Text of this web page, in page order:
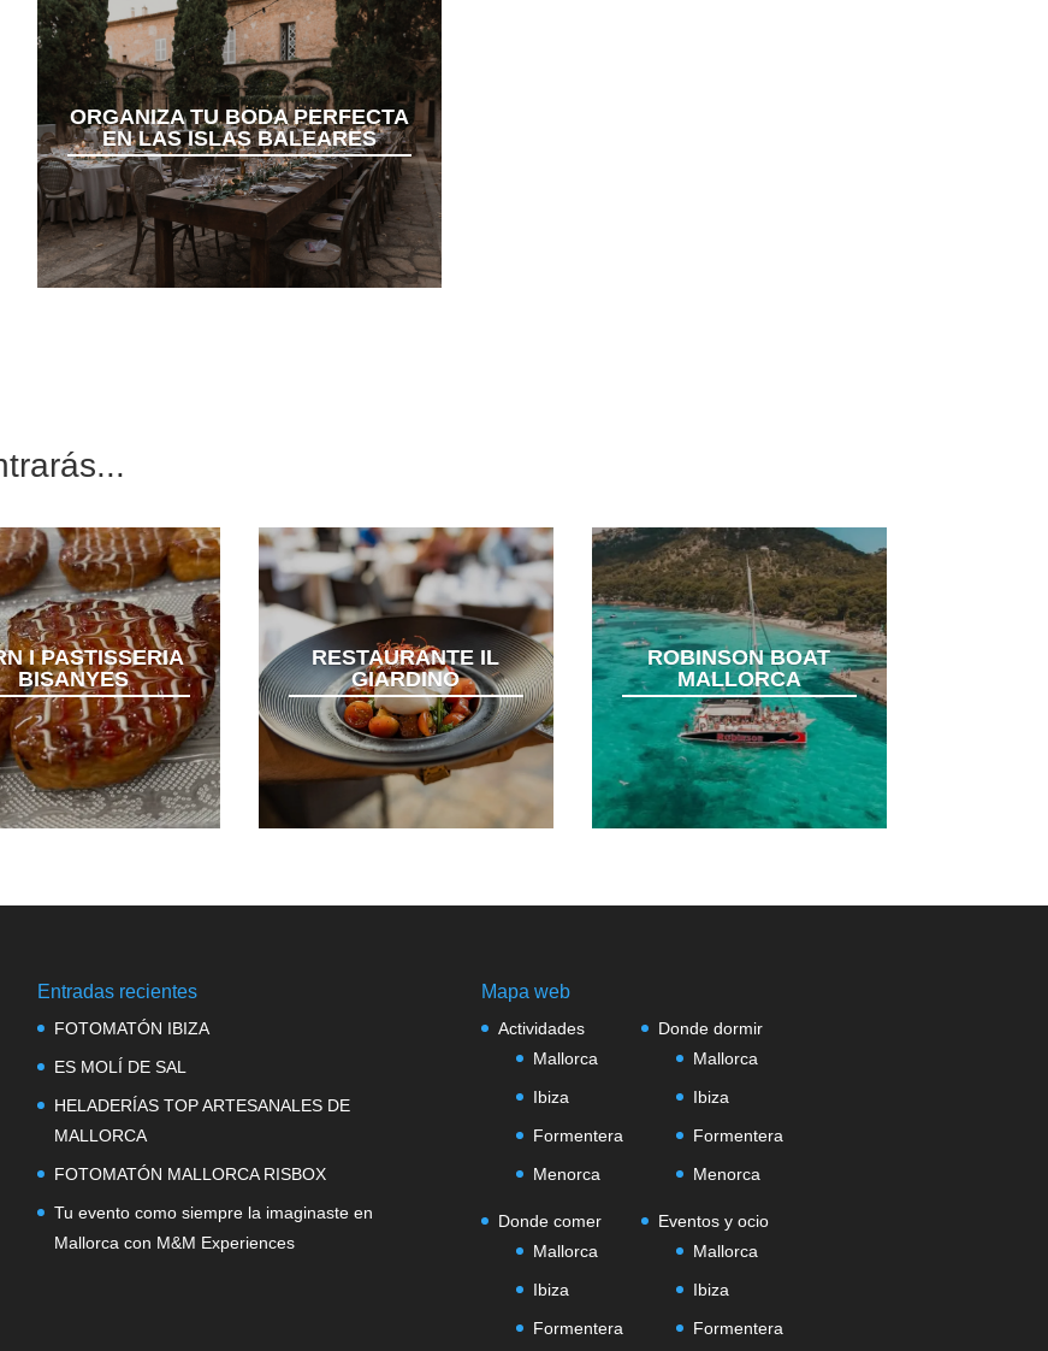
ORGANIZA TU BODA PERFECTA
EN LAS ISLAS BALEARES
I PASTISSERIA
BISANYES
RESTAURANTE IL
GIARDINO
ROBINSON BOAT
MALLORCA
Entradas recientes
FOTOMATÓN IBIZA
ES MOLÍ DE SAL
HELADERÍAS TOP ARTESANALES DE
MALLORCA
FOTOMATÓN MALLORCA RISBOX
Tu evento como siempre la imaginaste en
Mallorca con M&M Experiences
Mapa web
Actividades
Mallorca
Ibiza
Formentera
Menorca
Donde dormir
Mallorca
Ibiza
Formentera
Menorca
Donde comer
Mallorca
Ibiza
Formentera
Eventos y ocio
Mallorca
Ibiza
Formentera